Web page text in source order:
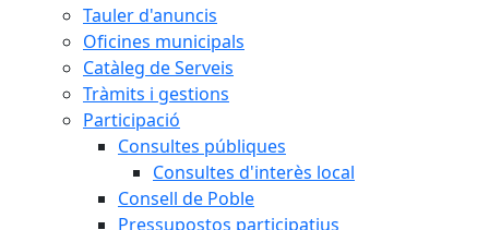
Tauler d'anuncis
Oficines municipals
Catàleg de Serveis
Tràmits i gestions
Participació
Consultes públiques
Consultes d'interès local
Consell de Poble
Pressupostos participatius